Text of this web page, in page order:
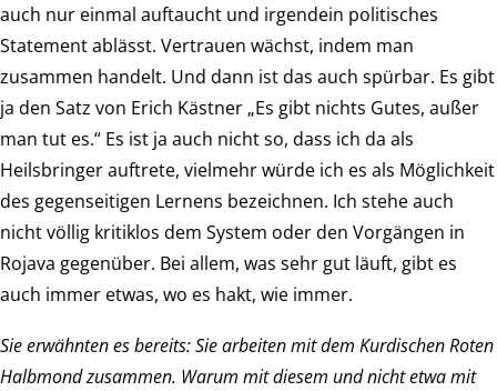
auch nur einmal auftaucht und irgendein politisches
Statement ablässt. Vertrauen wächst, indem man
zusammen handelt. Und dann ist das auch spürbar. Es gibt
ja den Satz von Erich Kästner „Es gibt nichts Gutes, außer
man tut es.“ Es ist ja auch nicht so, dass ich da als
Heilsbringer auftrete, vielmehr würde ich es als Möglichkeit
des gegenseitigen Lernens bezeichnen. Ich stehe auch
nicht völlig kritiklos dem System oder den Vorgängen in
Rojava gegenüber. Bei allem, was sehr gut läuft, gibt es
auch immer etwas, wo es hakt, wie immer.
Sie erwähnten es bereits: Sie arbeiten mit dem Kurdischen Roten
Halbmond zusammen. Warum mit diesem und nicht etwa mit